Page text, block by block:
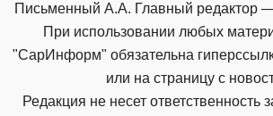
Письменный А.А. Главный редактор
При использовании любых
"СарИнформ" обязательна
или на страницу с
Редакция не несет ответственность